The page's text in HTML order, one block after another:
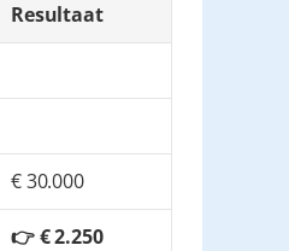
Resultaat
€ 30.000
👉 € 2.250